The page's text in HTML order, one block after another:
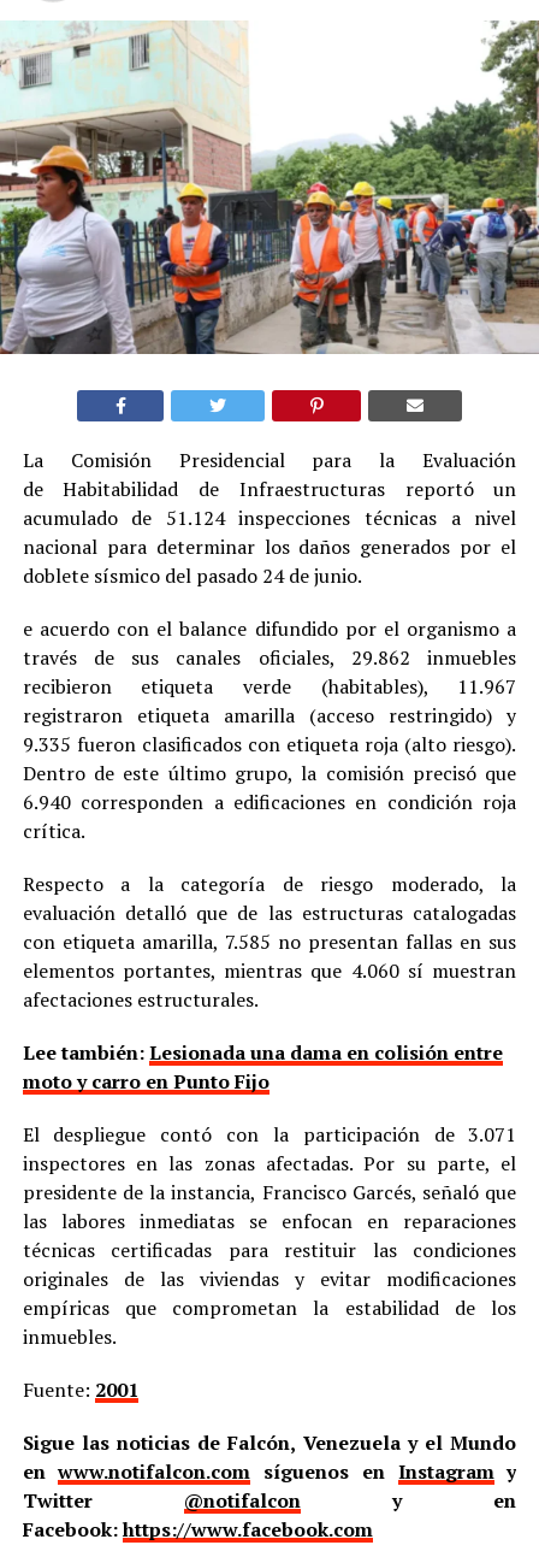
La Comisión Presidencial para la Evaluación
de Habitabilidad de Infraestructuras reportó un
acumulado de 51.124 inspecciones técnicas a nivel
nacional para determinar los daños generados por el
doblete sísmico del pasado 24 de junio.
e acuerdo con el balance difundido por el organismo a
través de sus canales oficiales, 29.862 inmuebles
recibieron etiqueta verde (habitables), 11.967
registraron etiqueta amarilla (acceso restringido) y
9.335 fueron clasificados con etiqueta roja (alto riesgo).
Dentro de este último grupo, la comisión precisó que
6.940 corresponden a edificaciones en condición roja
crítica.
Respecto a la categoría de riesgo moderado, la
evaluación detalló que de las estructuras catalogadas
con etiqueta amarilla, 7.585 no presentan fallas en sus
elementos portantes, mientras que 4.060 sí muestran
afectaciones estructurales.
Lee también:Lesionada una dama en colisión entre
moto y carro en Punto Fijo
El despliegue contó con la participación de 3.071
inspectores en las zonas afectadas. Por su parte, el
presidente de la instancia, Francisco Garcés, señaló que
las labores inmediatas se enfocan en reparaciones
técnicas certificadas para restituir las condiciones
originales de las viviendas y evitar modificaciones
empíricas que comprometan la estabilidad de los
inmuebles.
Fuente: 2001
Sigue las noticias de Falcón, Venezuela y el Mundo
enwww.notifalcon.com síguenos en Instagramy
Twitter @notifalcony en
Facebook:https://www.facebook.com